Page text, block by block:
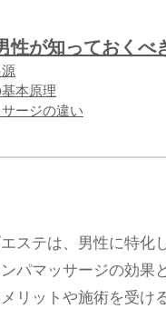
性が知っておくべ
本原理
ージの違い
ステは、男性に特
パマッサージの効
リットや施術を受